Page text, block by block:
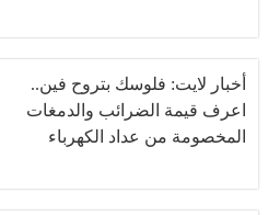
أخبار لايت: فلوسك بتروح فين..
اعرف قيمة الضرائب والدمغات
المخصومة من عداد الكهرباء